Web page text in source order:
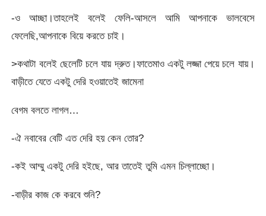
-ও আচ্ছা।তাহলেই বলেই ফেলি-আসলে আমি আপনাকে ভালবেসে
ফেলেছি,আপনাকে বিয়ে করতে চাই।
>কথাটা বলেই ছেলেটি চলে যায় দ্রুত।ফাতেমাও একটু লজ্জা পেয়ে চলে যায়।
বাড়ীতে যেতে একটু দেরি হওয়াতেই জামেনা
বেগম বলতে লাগল…
-ঐ নবাবের বেটি এত দেরি হয় কেন তোর?
-কই আম্মু একটু দেরি হইছে, আর তাতেই তুমি এমন চিল্লাচ্ছো।
-বাড়ীর কাজ কে করবে শুনি?